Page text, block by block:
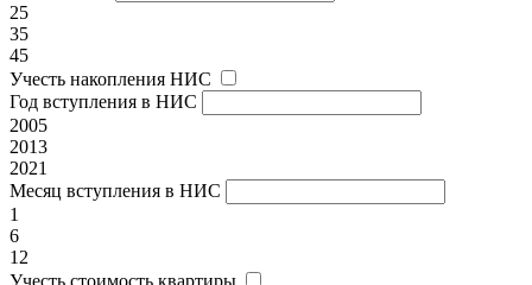
25
35
45
Учесть накопления НИС
Год вступления в НИС
2005
2013
2021
Месяц вступления в НИС
1
6
12
Учесть стоимость квартиры